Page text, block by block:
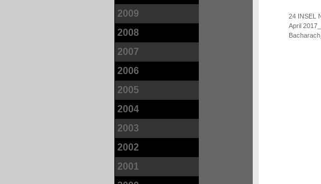
2009
2008
2007
2006
2005
2004
2003
2002
2001
24 INSEL
April